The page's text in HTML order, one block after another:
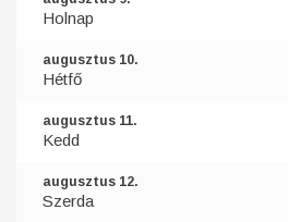
Holnap
augusztus 10.
Hétfő
augusztus 11.
Kedd
augusztus 12.
Szerda